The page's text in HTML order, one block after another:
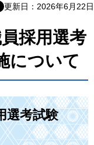
更新日：2026年6月22日
採用選考
について
選考試験